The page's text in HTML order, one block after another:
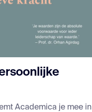
Academica je mee in